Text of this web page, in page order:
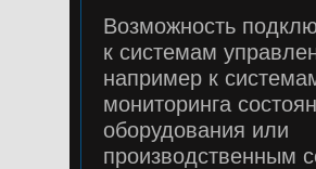
Возможность
к системам
например к
мониторинга
оборудования или
производственным